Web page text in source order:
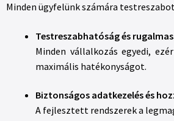
Minden ügyfelünk számára
Testreszabhatóság és
Minden vállalkozás egyedi,
maximális hatékonyságot.
Biztonságos adatkezelés és
A fejlesztett rendszerek a